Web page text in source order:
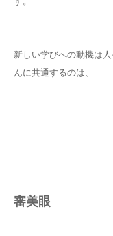
新しい学びへの動機は
んに共通するのは、
審美眼